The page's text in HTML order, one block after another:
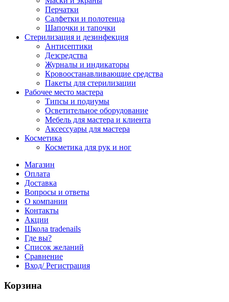
Перчатки
Салфетки и полотенца
Шапочки и тапочки
Стерилизация и дезинфекция
Антисептики
Дезсредства
Журналы и индикаторы
Кровоостанавливающие средства
Пакеты для стерилизации
Рабочее место мастера
Типсы и подиумы
Осветительное оборудование
Мебель для мастера и клиента
Аксессуары для мастера
Косметика
Косметика для рук и ног
Магазин
Оплата
Доставка
Вопросы и ответы
О компании
Контакты
Акции
Школа tradenails
Где вы?
Список желаний
Сравнение
Вход/ Регистрация
Корзина